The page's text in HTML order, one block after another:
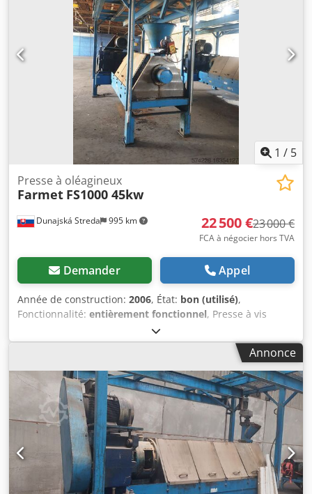
1 / 5
Dunajská Streda 995 km
Presse à oléagineux
Farmet FS1000 45kw
22 500 €23 000 €
FCA à négocier hors TVA
Demander Appel
Année de construction: 2006, État: bon (utilisé),
Fonctionnalité: entièrement fonctionnel, Presse à vis
Farmet FS1000 pour colza, soja, tournesol. Capacité de 800
à 1 000 kg selon le moteur. Complète, en bon état. Année
Annonce